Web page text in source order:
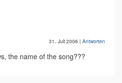
31. Juli 2006 | Antworten
the name of the song???